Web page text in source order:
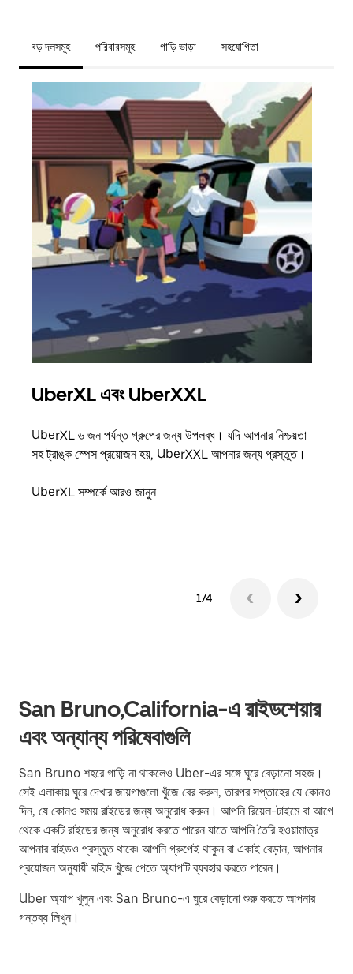
বড় দলসমূহ পরিবারসমূহ গাড়ি ভাড়া সহযোগিতা
UberXL এবং UberXXL
UberXL ৬ জন পর্যন্ত গ্রুপের জন্য উপলব্ধ। যদি আপনার নিশ্চয়তা
সহ ট্রাঙ্ক স্পেস প্রয়োজন হয়, UberXXL আপনার জন্য প্রস্তুত।
UberXL সম্পর্কে আরও জানুন
1/4
San Bruno,California-এ রাইডশেয়ার
এবং অন্যান্য পরিষেবাগুলি
San Bruno শহরে গাড়ি না থাকলেও Uber-এর সঙ্গে ঘুরে বেড়ানো সহজ।
সেই এলাকায় ঘুরে দেখার জায়গাগুলো খুঁজে বের করুন, তারপর সপ্তাহের যে কোনও
দিন, যে কোনও সময় রাইডের জন্য অনুরোধ করুন। আপনি রিয়েল-টাইমে বা আগে
থেকে একটি রাইডের জন্য অনুরোধ করতে পারেন যাতে আপনি তৈরি হওয়ামাত্র
আপনার রাইডও প্রস্তুত থাকে৷ আপনি গ্রুপেই থাকুন বা একাই বেড়ান, আপনার
প্রয়োজন অনুযায়ী রাইড খুঁজে পেতে অ্যাপটি ব্যবহার করতে পারেন।
Uber অ্যাপ খুলুন এবং San Bruno-এ ঘুরে বেড়ানো শুরু করতে আপনার
গন্তব্য লিখুন।